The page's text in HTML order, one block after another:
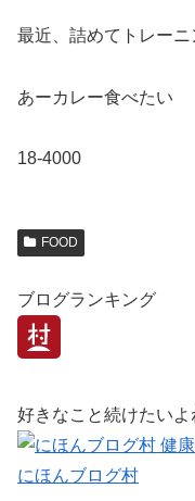
最近、詰めてトレーニ
あーカレー食べたい
18-4000
FOOD
ブログランキング
好きなこと続けたいよ
にほんブログ村